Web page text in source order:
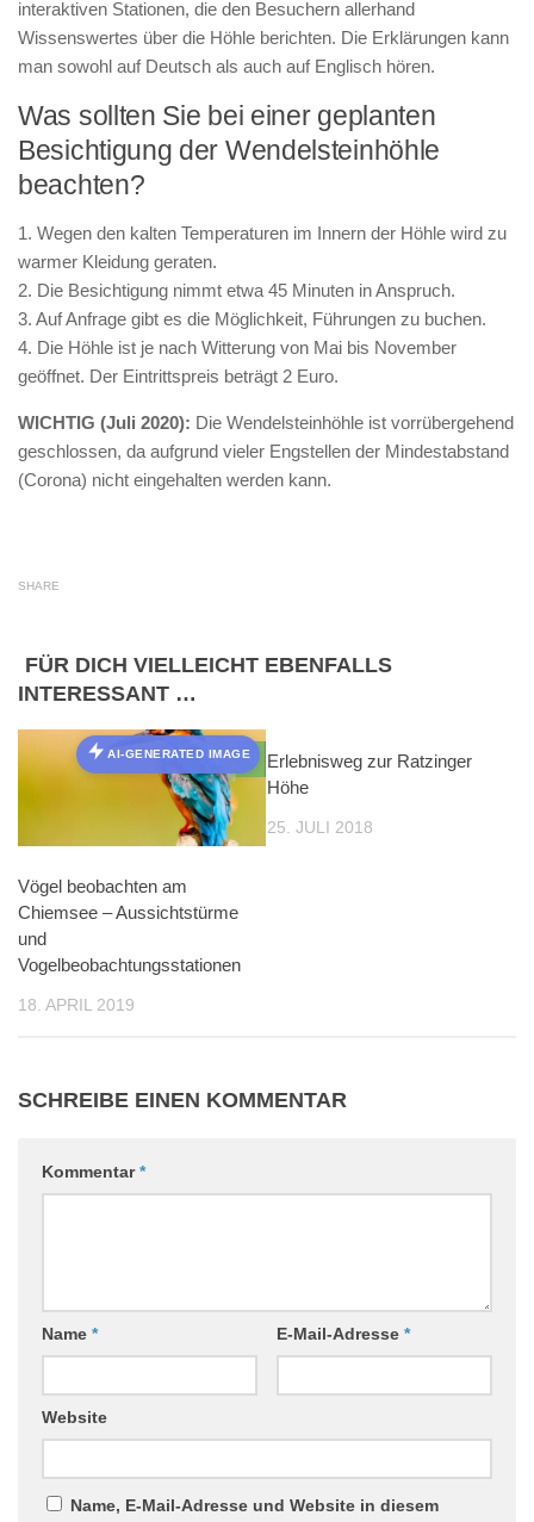
interaktiven Stationen, die den Besuchern allerhand
Wissenswertes über die Höhle berichten. Die Erklärungen kann
man sowohl auf Deutsch als auch auf Englisch hören.
Was sollten Sie bei einer geplanten
Besichtigung der Wendelsteinhöhle
beachten?
1. Wegen den kalten Temperaturen im Innern der Höhle wird zu
warmer Kleidung geraten.
2. Die Besichtigung nimmt etwa 45 Minuten in Anspruch.
3. Auf Anfrage gibt es die Möglichkeit, Führungen zu buchen.
4. Die Höhle ist je nach Witterung von Mai bis November
geöffnet. Der Eintrittspreis beträgt 2 Euro.
WICHTIG (Juli 2020): Die Wendelsteinhöhle ist vorrübergehend
geschlossen, da aufgrund vieler Engstellen der Mindestabstand
(Corona) nicht eingehalten werden kann.
SHARE
FÜR DICH VIELLEICHT EBENFALLS
INTERESSANT …
AI-GENERATED IMAGE0
Vögel beobachten am
Chiemsee – Aussichtstürme
und
Vogelbeobachtungsstationen
18. APRIL 2019
Erlebnisweg zur Ratzinger
Höhe
25. JULI 2018
SCHREIBE EINEN KOMMENTAR
Kommentar*
Name * E-Mail-Adresse *
Website
Name, E-Mail-Adresse und Website in diesem